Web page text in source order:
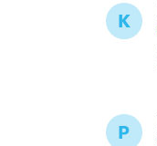
K
P